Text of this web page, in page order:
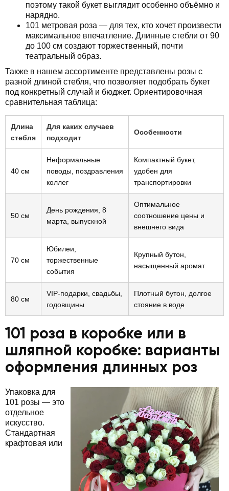
поэтому такой букет выглядит особенно объёмно и
нарядно.
101 метровая роза — для тех, кто хочет произвести
максимальное впечатление. Длинные стебли от 90
до 100 см создают торжественный, почти
театральный образ.
Также в нашем ассортименте представлены розы с
разной длиной стебля, что позволяет подобрать букет
под конкретный случай и бюджет. Ориентировочная
сравнительная таблица:
Длина
стебля
Для каких случаев
подходит
Особенности
40 см
Неформальные
поводы, поздравления
коллег
Компактный букет,
удобен для
транспортировки
50 см
День рождения, 8
марта, выпускной
Оптимальное
соотношение цены и
внешнего вида
70 см
Юбилеи,
торжественные
события
Крупный бутон,
насыщенный аромат
80 см
VIP-подарки, свадьбы,
годовщины
Плотный бутон, долгое
стояние в воде
101 роза в коробке или в
шляпной коробке: варианты
оформления длинных роз
Упаковка для
101 розы — это
отдельное
искусство.
Стандартная
крафтовая или